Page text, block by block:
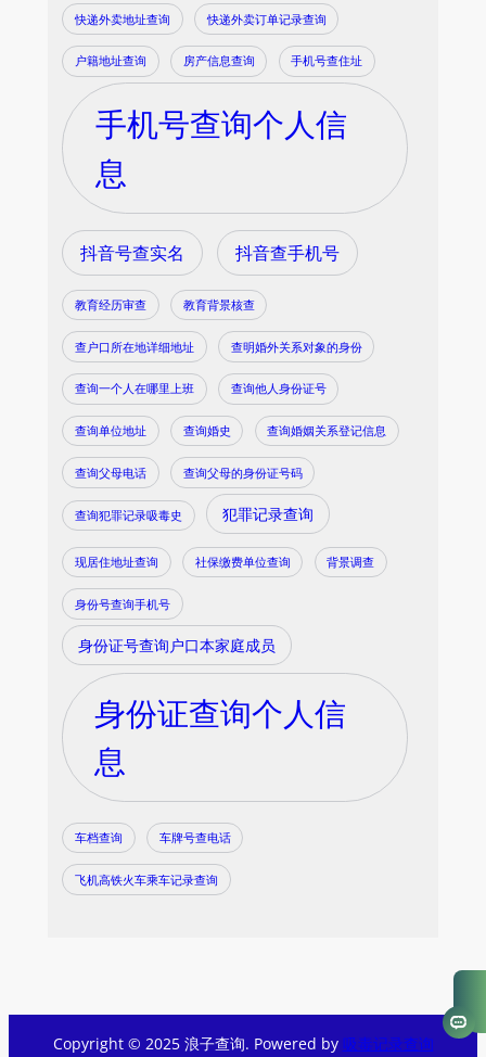
快递外卖地址查询 快递外卖订单记录查询
户籍地址查询 房产信息查询 手机号查住址
手机号查询个人信
息
抖音号查实名 抖音查手机号
教育经历审查 教育背景核查
查户口所在地详细地址 查明婚外关系对象的身份
查询一个人在哪里上班 查询他人身份证号
查询单位地址 查询婚史 查询婚姻关系登记信息
查询父母电话 查询父母的身份证号码
查询犯罪记录吸毒史 犯罪记录查询
现居住地址查询 社保缴费单位查询 背景调查
身份号查询手机号
身份证号查询户口本家庭成员
身份证查询个人信
息
车档查询 车牌号查电话
飞机高铁火车乘车记录查询
Copyright © 2025 浪子查询. Powered by 吸毒记录查询